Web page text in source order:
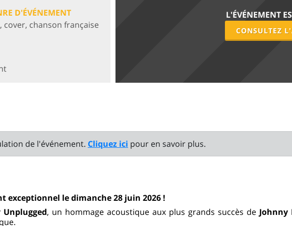
D'ÉVÉNEMENT
cover, chanson française
L'ÉVÉNEMENT
CONSULTEZ
de l'événement. Cliquez ici pour en savoir plus.
exceptionnel le dimanche 28 juin 2026 !
Unplugged, un hommage acoustique aux plus grands succès de Johnny